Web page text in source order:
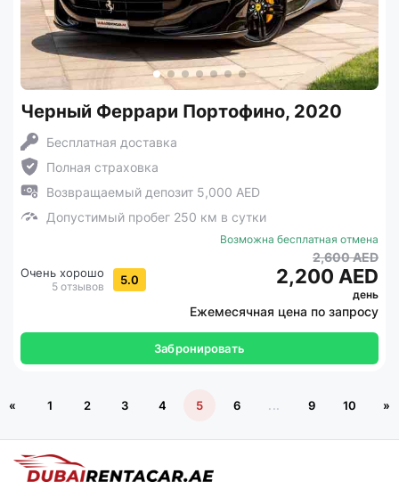
Черный Феррари Портофино, 2020
Бесплатная доставка
Полная страховка
Возвращаемый депозит 5,000 AED
Допустимый пробег 250 км в сутки
Очень хорошо
5 отзывов 5.0
Возможна бесплатная отмена
2,600 AED
2,200 AED
день
Ежемесячная цена по запросу
Забронировать
« 1 2 3 4 5 6 ... 9 10 »